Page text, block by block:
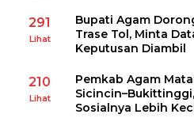
291
Lihat
Bupati Agam
Trase Tol, Minta
Keputusan Diambil
210
Lihat
Pemkab Agam
Sosialnya Lebih